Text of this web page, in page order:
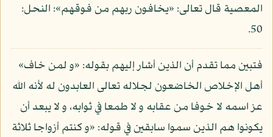
المعصية قال تعالى: «يخافون ربهم من فوقهم»: النحل:
50.
فتبين مما تقدم أن الذين أشار إليهم بقوله: «و لمن خاف»
أهل الإخلاص الخاضعون لجلاله تعالى العابدون له لأنه الله
عز اسمه لا خوفا من عقابه و لا طمعا في ثوابه، و لا يبعد أن
يكونوا هم الذين سموا سابقين في قوله: «و كنتم أزواجا ثلاثة